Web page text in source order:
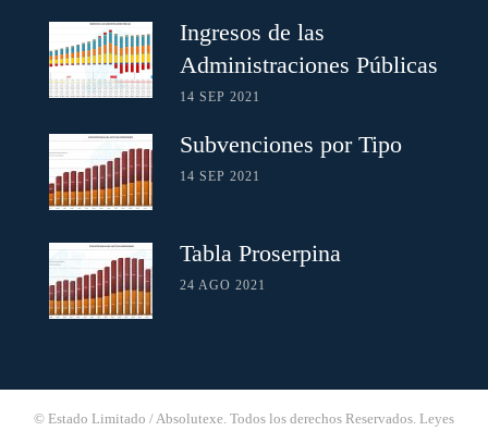
Ingresos de las
Administraciones Públicas
14 SEP 2021
Subvenciones por Tipo
14 SEP 2021
Tabla Proserpina
24 AGO 2021
© Estado Limitado / Absolutexe. Todos los derechos Reservados. Leyes